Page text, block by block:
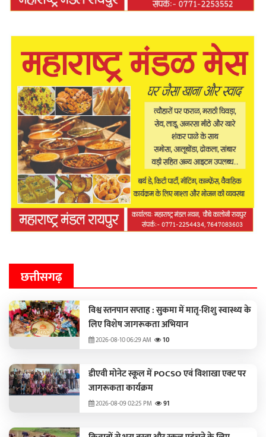
छत्तीसगढ़
विश्व स्तनपान सप्ताह : सुकमा में मातृ-शिशु स्वास्थ्य के
लिए विशेष जागरूकता अभियान
2026-08-10 06:29 AM 10
डीएवी मोनेट स्कूल में POCSO एवं विशाखा एक्ट पर
जागरूकता कार्यक्रम
2026-08-09 02:25 PM 91